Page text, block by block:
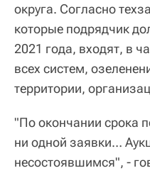
округа. Согласно
которые подрядчик
2021 года, входят, в
всех систем,
территории,
"По окончании срока
ни одной заявки…
несостоявшимся", -